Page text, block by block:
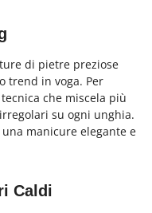
di pietre preziose
trend in voga. Per
che miscela più
su ogni unghia.
manicure elegante e
Caldi